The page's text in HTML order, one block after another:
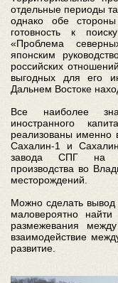
отдельные периоды
однако обе
готовность к
«Проблема
японским
российских
выгодных для его
Дальнем Востоке
Все наиболее
иностранного
реализованы именно
Сахалин-1 и
завода СПГ на
производства во
месторождений.
Можно сделать
маловероятно
размежевания
взаимодействие
развитие.